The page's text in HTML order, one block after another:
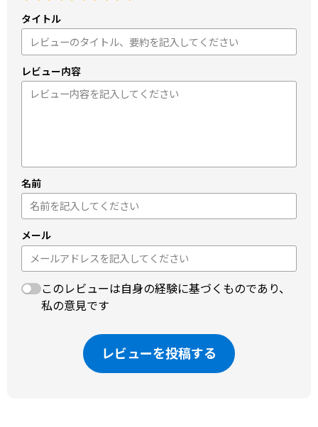
タイトル
レビュー内容
名前
メール
このレビューは自身の経験に基づくものであり、
私の意見です
レビューを投稿する